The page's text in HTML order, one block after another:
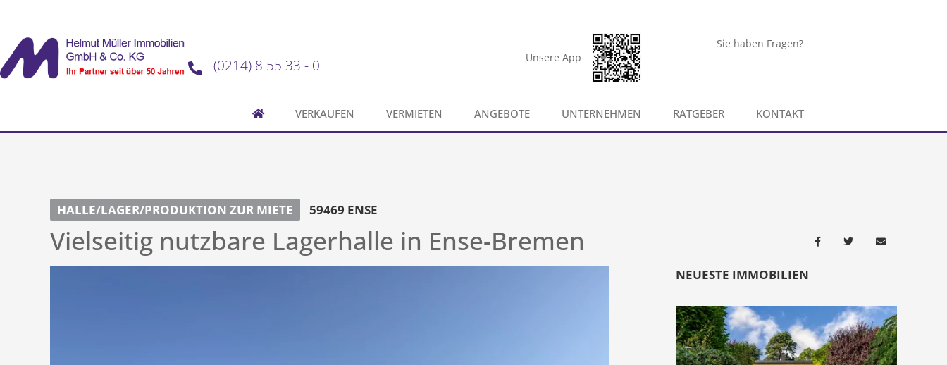
Unsere App
Sie haben Fragen?
(0214) 8 55 33 - 0
VERKAUFEN VERMIETEN ANGEBOTE UNTERNEHMEN RATGEBER KONTAKT
HALLE/LAGER/PRODUKTION ZUR MIETE 59469 ENSE
Vielseitig nutzbare Lagerhalle in Ense-Bremen
NEUESTE IMMOBILIEN